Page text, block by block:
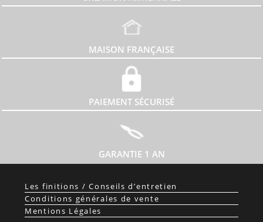
MAISON FRANÇAISE
PAIEMENT SÉCURISÉ
GARANTIE 1 AN
Les finitions / Conseils d’entretien
Conditions générales de vente
Mentions Légales